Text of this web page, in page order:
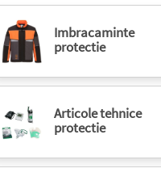
Imbracaminte
protectie
Articole tehnice
protectie